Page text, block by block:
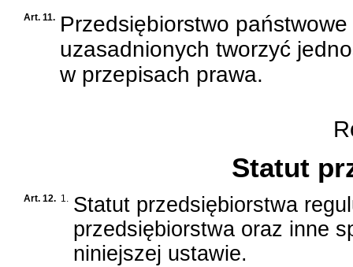
Art. 11. Przedsiębiorstwo
uzasadnionych tworzyć
w przepisach prawa.
Statut
Art. 12. 1. Statut przedsiębiorstwa
przedsiębiorstwa oraz inne
niniejszej ustawie.